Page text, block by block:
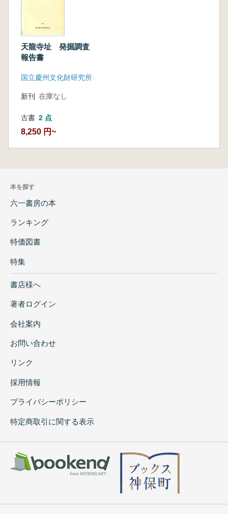
天龍寺址 発掘調査
報告書
国立慶州文化財研究所
新刊 在庫なし
古書 2 点
8,250 円~
本を探す
六一書房の本
ランキング
特価図書
特集
書店様へ
著者ログイン
会社案内
お問い合わせ
リンク
採用情報
プライバシーポリシー
特定商取引に関する表示